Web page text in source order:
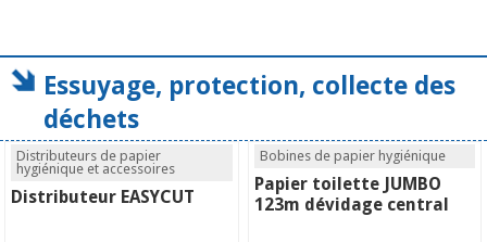
Essuyage, protection, collecte des
déchets
Distributeurs de papier
hygiénique et accessoires
Distributeur EASYCUT
Bobines de papier hygiénique
Papier toilette JUMBO
123m dévidage central